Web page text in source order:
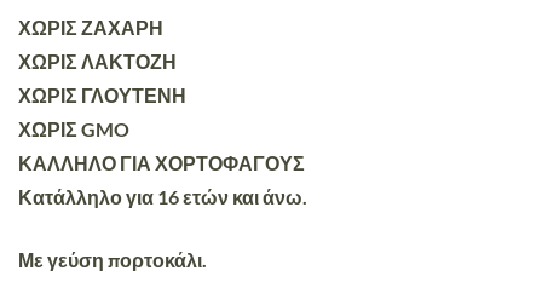
ΧΩΡΙΣ ΖΑΧΑΡΗ
ΧΩΡΙΣ ΛΑΚΤΟΖΗ
ΧΩΡΙΣ ΓΛΟΥΤΕΝΗ
ΧΩΡΙΣ GMO
ΚΑΛΛΗΛΟ ΓΙΑ ΧΟΡΤΟΦΑΓΟΥΣ
Κατάλληλο για 16 ετών και άνω.
Με γεύση πορτοκάλι.